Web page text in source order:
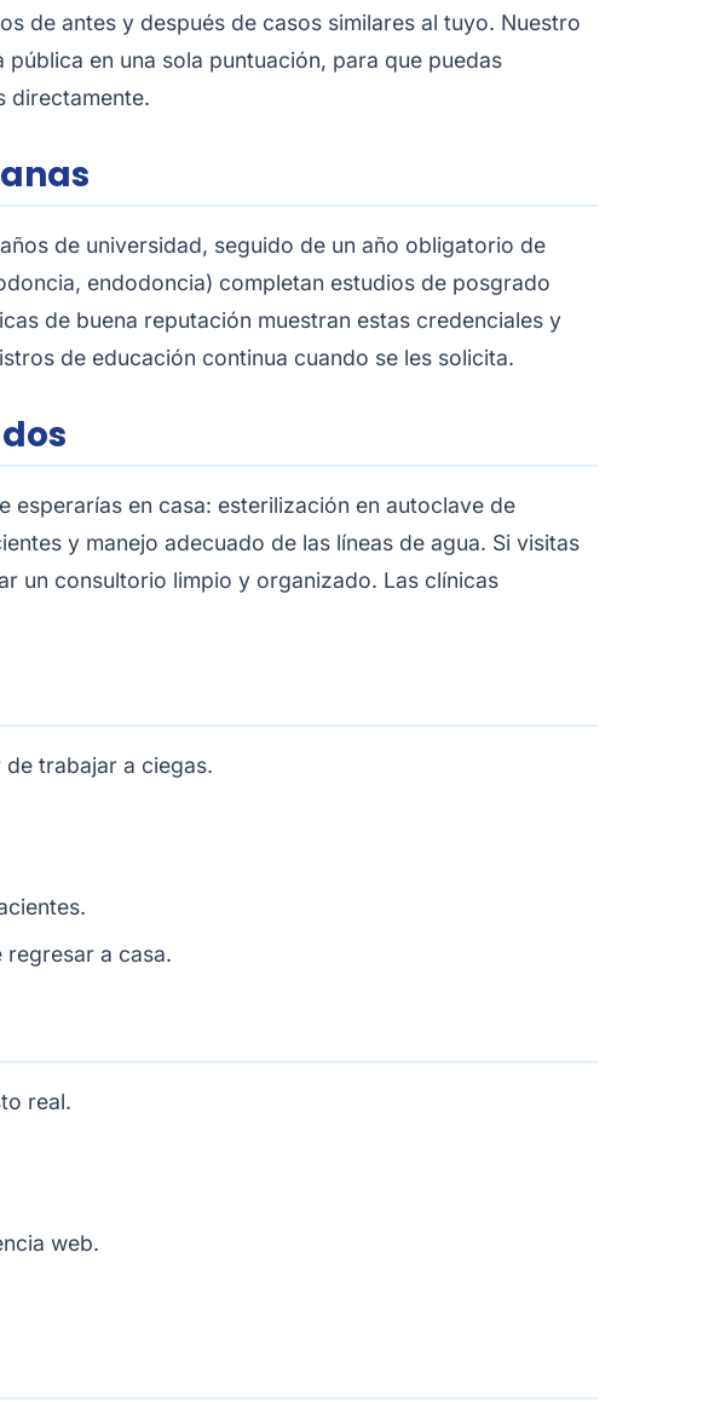
de antes y después de casos similares al tuyo. Nuestro
en una sola puntuación, para que puedas
directamente.
de universidad, seguido de un año obligatorio de
endodoncia) completan estudios de posgrado
de buena reputación muestran estas credenciales y
de educación continua cuando se les solicita.
esperarías en casa: esterilización en autoclave de
y manejo adecuado de las líneas de agua. Si visitas
un consultorio limpio y organizado. Las clínicas
trabajar a ciegas.
a casa.
real.
web.